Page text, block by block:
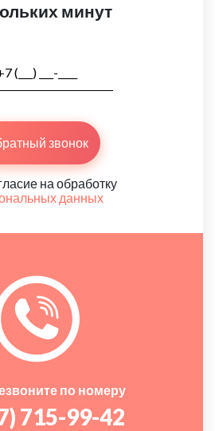
минут
звонок
на обработку
данных
по номеру
715-99-42